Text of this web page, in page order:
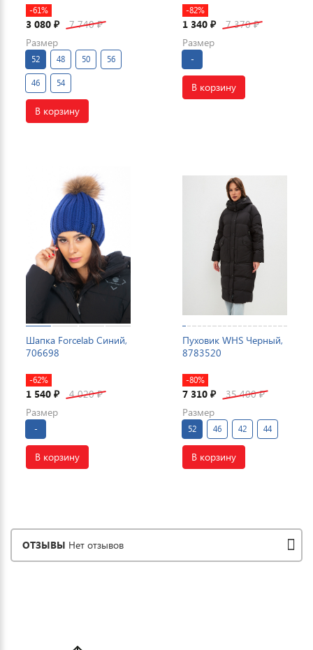
-61%
3 080 ₽ 7 740₽
Размер
52 48 50 56
46 54
В корзину
-82%
1 340 ₽ 7 370₽
Размер
-
В корзину
Шапка Forcelab Синий,
706698
-62%
1 540 ₽ 4 020₽
Размер
-
В корзину
Пуховик WHS Черный,
8783520
-80%
7 310 ₽ 35 400₽
Размер
52 46 42 44
В корзину
ОТЗЫВЫ Нет отзывов